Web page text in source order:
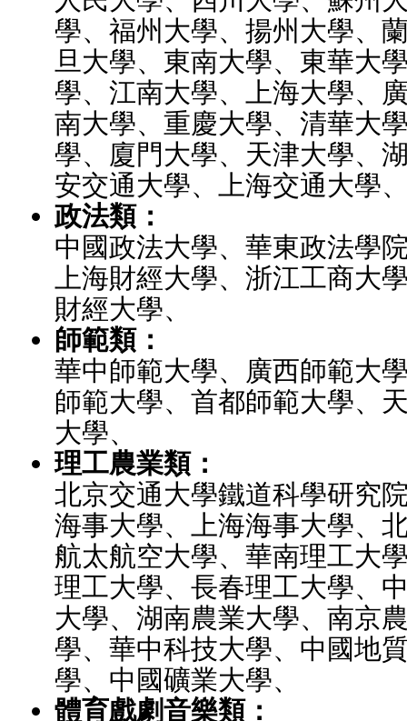
學、福州大學、揚州大學、
旦大學、東南大學、東華大
學、江南大學、上海大學、
南大學、重慶大學、清華大
學、廈門大學、天津大學、
安交通大學、上海交通大學
政法類：
中國政法大學、華東政法學
上海財經大學、浙江工商大
財經大學、
師範類：
華中師範大學、廣西師範大
師範大學、首都師範大學、
大學、
理工農業類：
北京交通大學鐵道科學研究
海事大學、上海海事大學、
航太航空大學、華南理工大
理工大學、長春理工大學、
大學、湖南農業大學、南京
學、華中科技大學、中國地
學、中國礦業大學、
體育戲劇音樂類：